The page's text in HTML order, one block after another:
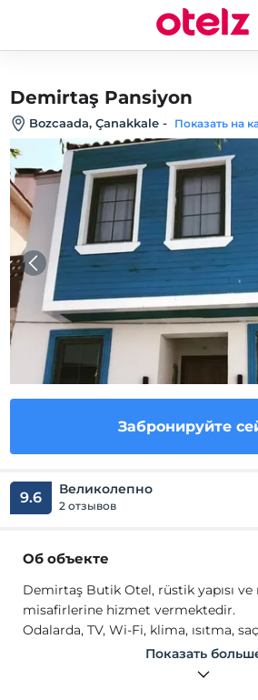
Demirtaş Pansiyon
Bozcaada, Çanakkale - Показать на
Забронируйте
9.6 Великолепно
2 отзывов
Об объекте
Demirtaş Butik Otel, rüstik yapısı
misafirlerine hizmet vermektedir.
Odalarda, TV, Wi-Fi, klima, ısıtma,
sinek teli bulunmaktadır.Показать